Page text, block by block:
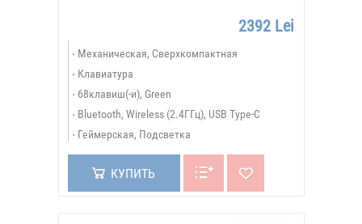
2392 Lei
Механическая, Сверхкомпактная
Клавиатура
68клавиш(-и), Green
Bluetooth, Wireless (2.4ГГц), USB Type-C
Геймерская, Подсветка
КУПИТЬ